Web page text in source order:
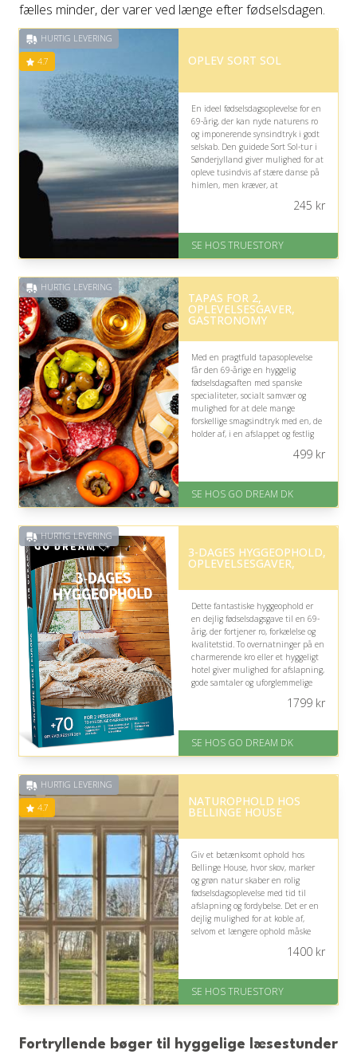
fælles minder, der varer ved længe efter fødselsdagen.
HURTIG LEVERING
4.7 OPLEV SORT SOL
En ideel fødselsdagsoplevelse for en
69-årig, der kan nyde naturens ro
og imponerende synsindtryk i godt
selskab. Den guidede Sort Sol-tur i
Sønderjylland giver mulighed for at
opleve tusindvis af stære danse på
himlen, men kræver, at
På lager
Levering: 1-2 dages levering.
samme
på 4.7 ud af 5
245 kr
SE HOS TRUESTORY
HURTIG LEVERING
TAPAS FOR 2,
OPLEVELSESGAVER,
GASTRONOMY
Med en pragtfuld tapasoplevelse
får den 69-årige en hyggelig
fødselsdagsaften med spanske
specialiteter, socialt samvær og
mulighed for at dele mange
forskellige smagsindtryk med en, de
holder af, i en afslappet og festlig
inden for 1 time
499kr
SE HOS GO DREAM DK
HURTIG LEVERING
3-DAGES HYGGEOPHOLD,
OPLEVELSESGAVER,
Dette fantastiske hyggeophold er
en dejlig fødselsdagsgave til en 69-
årig, der fortjener ro, forkælelse og
kvalitetstid. To overnatninger på en
charmerende kro eller et hyggeligt
hotel giver mulighed for afslapning,
gode samtaler og uforglemmelige
inden for 1 time
1799kr
SE HOS GO DREAM DK
HURTIG LEVERING
4.7 NATUROPHOLD HOS
BELLINGE HOUSE
Giv et betænksomt ophold hos
Bellinge House, hvor skov, marker
og grøn natur skaber en rolig
fødselsdagsoplevelse med tid til
afslapning og fordybelse. Det er en
dejlig mulighed for at koble af,
selvom et længere ophold måske
Eller lav digitalt gavekort med det
på 4.7 ud af 5
1400kr
SE HOS TRUESTORY
Fortryllende bøger til hyggelige læsestunder